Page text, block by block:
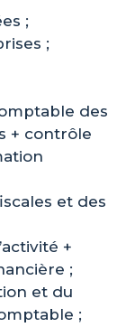
;
;
des
+ contrôle
et des
+
;
et du
;